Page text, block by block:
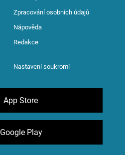
Zpracování osobních údajů
Nápověda
Redakce
Nastavení soukromí
App Store
Google Play